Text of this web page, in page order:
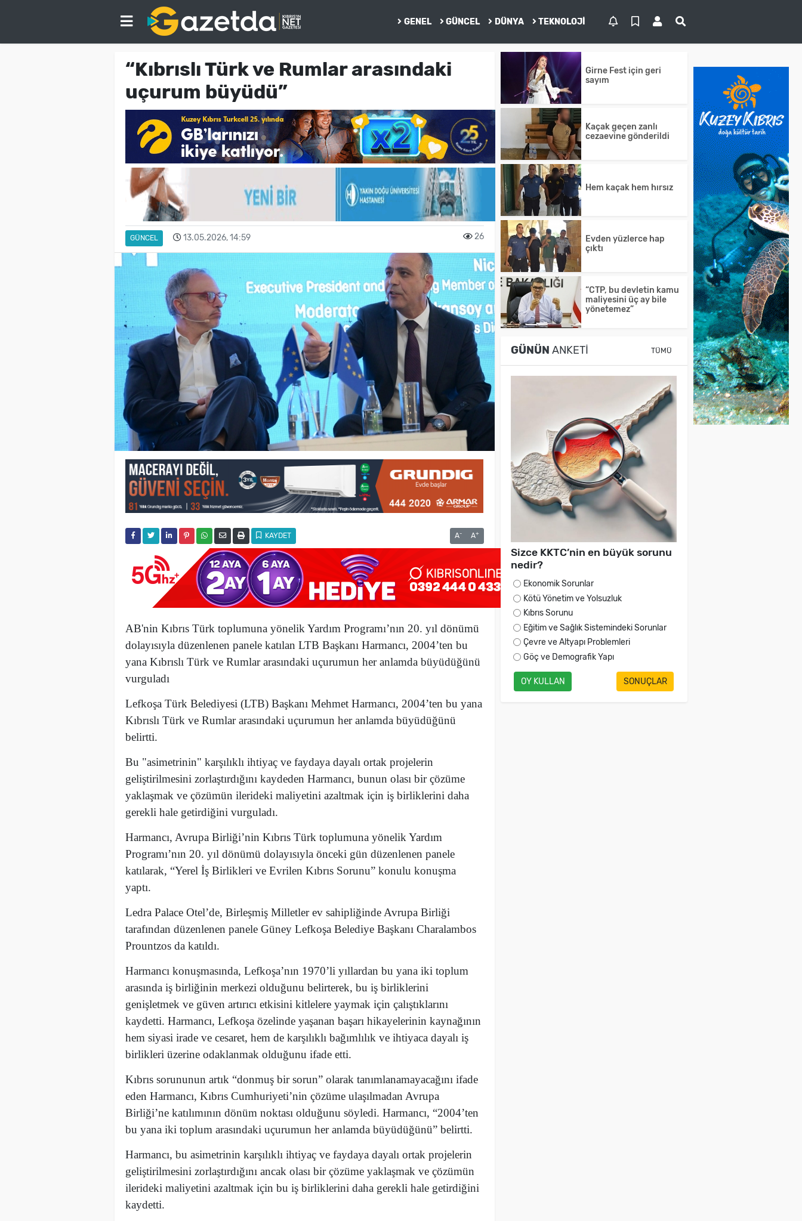
GENEL GÜNCEL DÜNYA TEKNOLOJI
“Kıbrıslı Türk ve Rumlar arasındaki
uçurum büyüdü”
GÜNCEL 13.05.2026, 14:59 26
KAYDET A- A+
AB'nin Kıbrıs Türk toplumuna yönelik Yardım Programı’nın 20. yıl dönümü
dolayısıyla düzenlenen panele katılan LTB Başkanı Harmancı, 2004’ten bu
yana Kıbrıslı Türk ve Rumlar arasındaki uçurumun her anlamda büyüdüğünü
vurguladı
Lefkoşa Türk Belediyesi (LTB) Başkanı Mehmet Harmancı, 2004’ten bu yana
Kıbrıslı Türk ve Rumlar arasındaki uçurumun her anlamda büyüdüğünü
belirtti.
Bu "asimetrinin" karşılıklı ihtiyaç ve faydaya dayalı ortak projelerin
geliştirilmesini zorlaştırdığını kaydeden Harmancı, bunun olası bir çözüme
yaklaşmak ve çözümün ilerideki maliyetini azaltmak için iş birliklerini daha
gerekli hale getirdiğini vurguladı.
Harmancı, Avrupa Birliği’nin Kıbrıs Türk toplumuna yönelik Yardım
Programı’nın 20. yıl dönümü dolayısıyla önceki gün düzenlenen panele
katılarak, “Yerel İş Birlikleri ve Evrilen Kıbrıs Sorunu” konulu konuşma
yaptı.
Ledra Palace Otel’de, Birleşmiş Milletler ev sahipliğinde Avrupa Birliği
tarafından düzenlenen panele Güney Lefkoşa Belediye Başkanı Charalambos
Prountzos da katıldı.
Harmancı konuşmasında, Lefkoşa’nın 1970’li yıllardan bu yana iki toplum
arasında iş birliğinin merkezi olduğunu belirterek, bu iş birliklerini
genişletmek ve güven artırıcı etkisini kitlelere yaymak için çalıştıklarını
kaydetti. Harmancı, Lefkoşa özelinde yaşanan başarı hikayelerinin kaynağının
hem siyasi irade ve cesaret, hem de karşılıklı bağımlılık ve ihtiyaca dayalı iş
birlikleri üzerine odaklanmak olduğunu ifade etti.
Kıbrıs sorununun artık “donmuş bir sorun” olarak tanımlanamayacağını ifade
eden Harmancı, Kıbrıs Cumhuriyeti’nin çözüme ulaşılmadan Avrupa
Birliği’ne katılımının dönüm noktası olduğunu söyledi. Harmancı, “2004’ten
bu yana iki toplum arasındaki uçurumun her anlamda büyüdüğünü” belirtti.
Harmancı, bu asimetrinin karşılıklı ihtiyaç ve faydaya dayalı ortak projelerin
geliştirilmesini zorlaştırdığını ancak olası bir çözüme yaklaşmak ve çözümün
ilerideki maliyetini azaltmak için bu iş birliklerini daha gerekli hale getirdiğini
kaydetti.
Girne Fest için geri
sayım
Kaçak geçen zanlı
cezaevine gönderildi
Hem kaçak hem hırsız
Evden yüzlerce hap
çıktı
“CTP, bu devletin kamu
maliyesini üç ay bile
yönetemez”
GÜNÜN ANKETI TÜMÜ
Sizce KKTC’nin en büyük sorunu
nedir?
Ekonomik Sorunlar
Kötü Yönetim ve Yolsuzluk
Kıbrıs Sorunu
Eğitim ve Sağlık Sistemindeki Sorunlar
Çevre ve Altyapı Problemleri
Göç ve Demografik Yapı
OY KULLAN SONUÇLAR